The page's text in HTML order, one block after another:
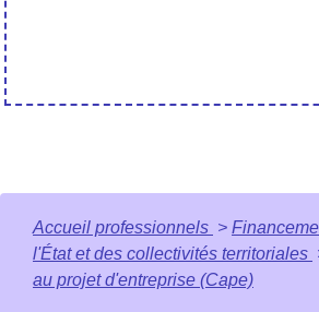
Accueil professionnels >
l'État et des collectivités territoriales
au projet d'entreprise (Cape)